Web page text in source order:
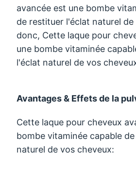
avancée est une bombe
de restituer l'éclat naturel de
donc, Cette laque pour
une bombe vitaminée
l'éclat naturel de vos
Avantages & Effets de la
Cette laque pour cheveux
bombe vitaminée capable
naturel de vos cheveux: